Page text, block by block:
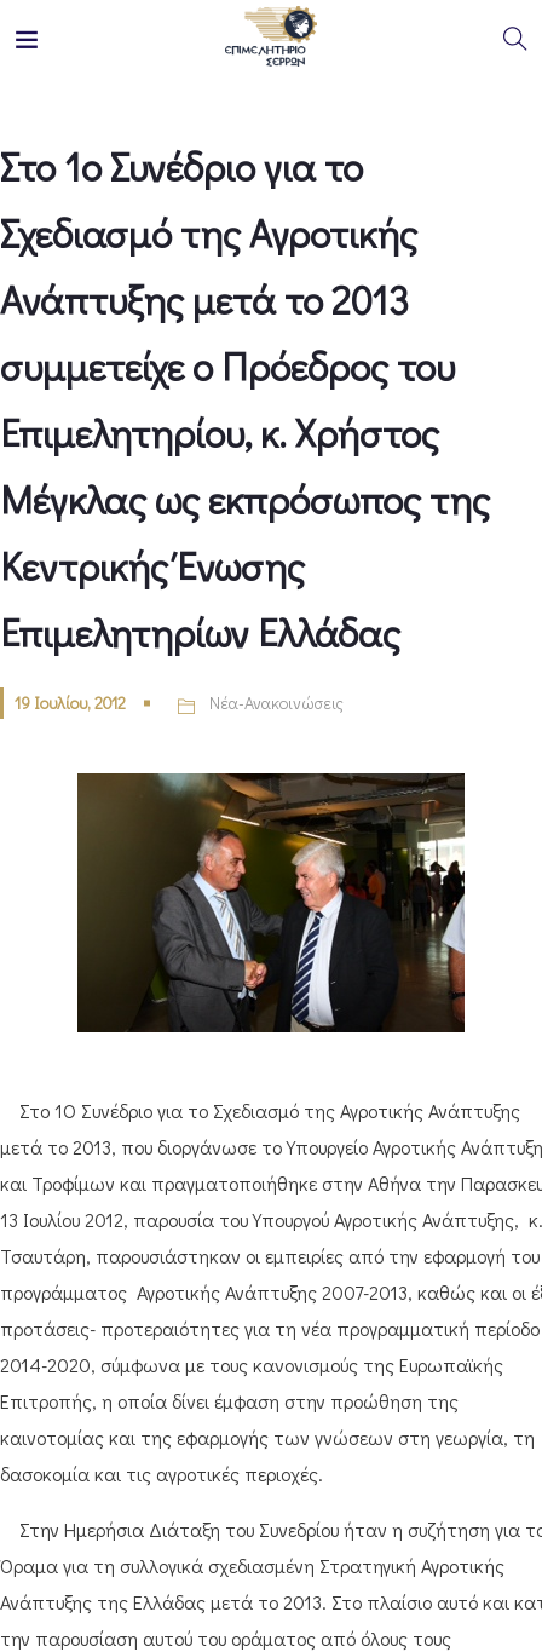
Στο 1ο Συνέδριο για το
Σχεδιασμό της Αγροτικής
Ανάπτυξης μετά το 2013
συμμετείχε ο Πρόεδρος του
Επιμελητηρίου, κ. Χρήστος
Μέγκλας ως εκπρόσωπος της
Κεντρικής Ένωσης
Επιμελητηρίων Ελλάδας
19 Ιουλίου, 2012 Νέα-Ανακοινώσεις
Στο 1Ο Συνέδριο για το Σχεδιασμό της Αγροτικής Ανάπτυξης
μετά το 2013, που διοργάνωσε το Υπουργείο Αγροτικής
και Τροφίμων και πραγματοποιήθηκε στην Αθήνα την
13 Ιουλίου 2012, παρουσία του Υπουργού Αγροτικής Ανάπτυξης, κ.
Τσαυτάρη, παρουσιάστηκαν οι εμπειρίες από την εφαρμογή του
προγράμματος Αγροτικής Ανάπτυξης 2007-2013, καθώς και οι
προτάσεις- προτεραιότητες για τη νέα προγραμματική περίοδο
2014-2020, σύμφωνα με τους κανονισμούς της Ευρωπαϊκής
Επιτροπής, η οποία δίνει έμφαση στην προώθηση της
καινοτομίας και της εφαρμογής των γνώσεων στη γεωργία, τη
δασοκομία και τις αγροτικές περιοχές.
Στην Ημερήσια Διάταξη του Συνεδρίου ήταν η συζήτηση για
Όραμα για τη συλλογικά σχεδιασμένη Στρατηγική Αγροτικής
Ανάπτυξης της Ελλάδας μετά το 2013. Στο πλαίσιο αυτό και
την παρουσίαση αυτού του οράματος από όλους τους